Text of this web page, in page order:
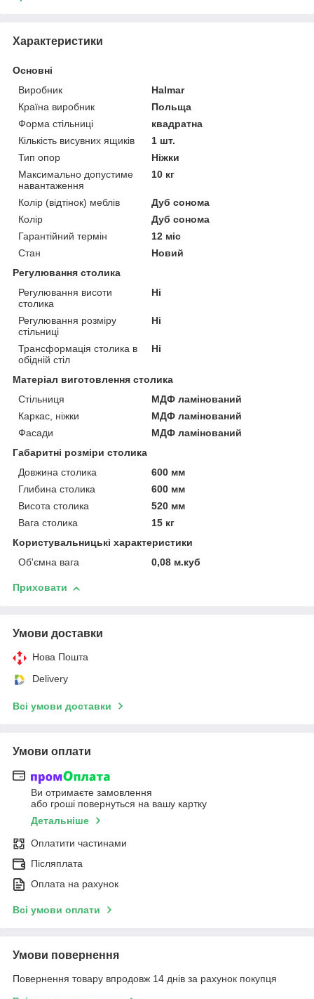
Характеристики
Основні
Виробник
Halmar
Країна виробник
Польща
Форма стільниці
квадратна
Кількість висувних ящиків
1 шт.
Тип опор
Ніжки
Максимально допустиме
навантаження
10 кг
Колір (відтінок) меблів
Дуб сонома
Колір
Дуб сонома
Гарантійний термін
12 міс
Стан
Новий
Регулювання столика
Регулювання висоти
столика
Ні
Регулювання розміру
стільниці
Ні
Трансформація столика в
обідній стіл
Ні
Матеріал виготовлення столика
Стільниця
МДФ ламінований
Каркас, ніжки
МДФ ламінований
Фасади
МДФ ламінований
Габаритні розміри столика
Довжина столика
600 мм
Глибина столика
600 мм
Висота столика
520 мм
Вага столика
15 кг
Користувальницькі характеристики
Об'ємна вага
0,08 м.куб
Приховати
Умови доставки
Нова Пошта
Delivery
Всі умови доставки
Умови оплати
Ви отримаєте замовлення
або гроші повернуться на вашу картку
Детальніше
Оплатити частинами
Післяплата
Оплата на рахунок
Всі умови оплати
Умови повернення
Повернення товару впродовж 14 днів за рахунок покупця